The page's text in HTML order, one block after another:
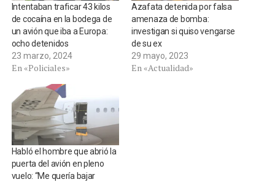
Intentaban traficar 43 kilos
de cocaína en la bodega de
un avión que iba a Europa:
ocho detenidos
23 marzo, 2024
En «Policiales»
Azafata detenida por falsa
amenaza de bomba:
investigan si quiso vengarse
de su ex
29 mayo, 2023
En «Actualidad»
Habló el hombre que abrió la
puerta del avión en pleno
vuelo: “Me quería bajar